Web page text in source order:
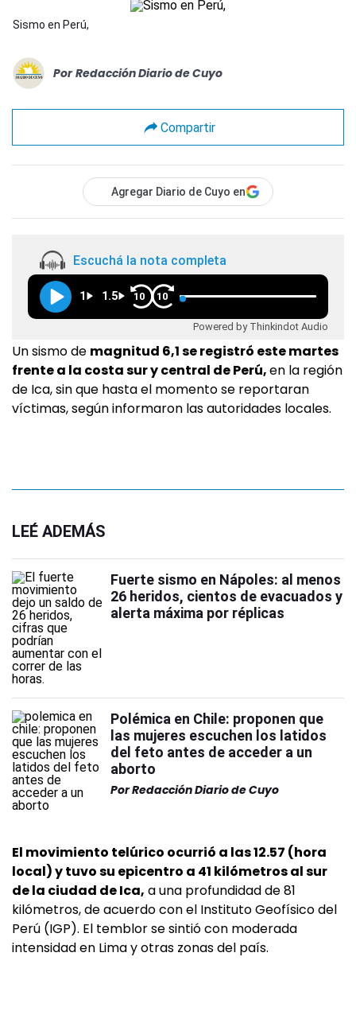
Sismo en Perú,
Por Redacción Diario de Cuyo
Compartir
Agregar Diario de Cuyo en
Escuchá la nota completa
1 1.5 10 10
Powered by Thinkindot Audio
Un sismo de magnitud 6,1 se registró este martes
frente a la costa sur y central de Perú,en la región
de Ica, sin que hasta el momento se reportaran
víctimas, según informaron las autoridades locales.
LEÉ ADEMÁS
Fuerte sismo en Nápoles: al menos
26 heridos, cientos de evacuados y
alerta máxima por réplicas
Polémica en Chile: proponen que
las mujeres escuchen los latidos
del feto antes de acceder a un
aborto
PorRedacción Diario de Cuyo
El movimiento telúrico ocurrió a las 12.57 (hora
local) y tuvo su epicentro a 41 kilómetros al sur
de la ciudad de Ica, a una profundidad de 81
kilómetros, de acuerdo con el Instituto Geofísico del
Perú (IGP). El temblor se sintió con moderada
intensidad en Lima y otras zonas del país.